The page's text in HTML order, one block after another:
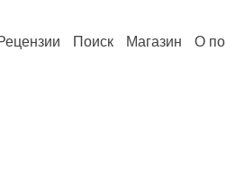
Поиск Магазин О